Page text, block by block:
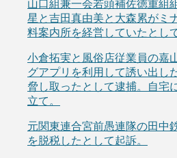
山口組兼一会若頭補佐徳重組
星と吉田真由美と大森累がミ
料案内所を経営していたとし
小倉拓実と風俗店従業員の嘉
グアプリを利用して誘い出し
脅し取ったとして逮捕。自宅
立て。
元関東連合宮前愚連隊の田中
を脱税したとして起訴。